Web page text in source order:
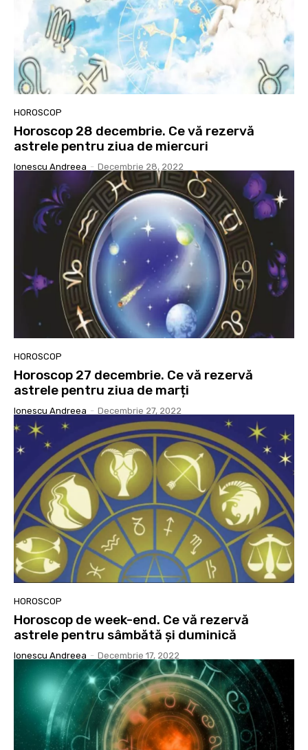
HOROSCOP
Horoscop 28 decembrie. Ce vă rezervă
astrele pentru ziua de miercuri
Ionescu Andreea - Decembrie 28, 2022
HOROSCOP
Horoscop 27 decembrie. Ce vă rezervă
astrele pentru ziua de marți
Ionescu Andreea - Decembrie 27, 2022
HOROSCOP
Horoscop de week-end. Ce vă rezervă
astrele pentru sâmbătă și duminică
Ionescu Andreea - Decembrie 17, 2022